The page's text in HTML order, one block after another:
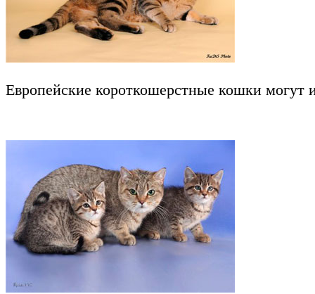
Европейские короткошерстные кошки могут